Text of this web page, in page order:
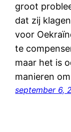
groot
dat zij
voor
te
maar het is
manieren
september 6,